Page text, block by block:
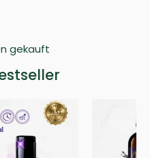
gekauft